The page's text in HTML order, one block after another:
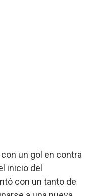
un gol en contra
inicio del
con un tanto de